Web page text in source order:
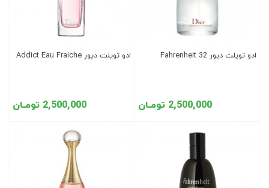
ادو تویلت دیور Fahrenheit 32
2,500,000 تومـان
ادو تویلت دیور Addict Eau Fraiche
2,500,000 تومـان